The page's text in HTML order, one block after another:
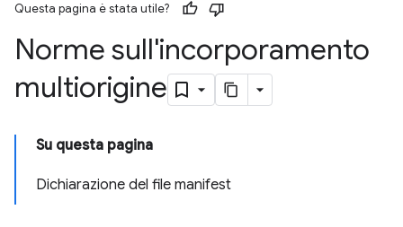
Questa pagina è stata utile?
Norme sull'incorporamento
multiorigine
Su questa pagina
Dichiarazione del file manifest